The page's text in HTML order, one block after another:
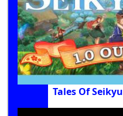
Tales Of Seikyu